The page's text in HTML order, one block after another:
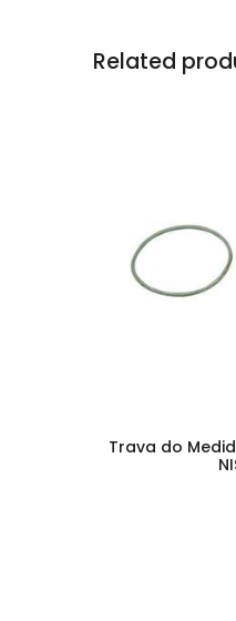
Related
Trava do